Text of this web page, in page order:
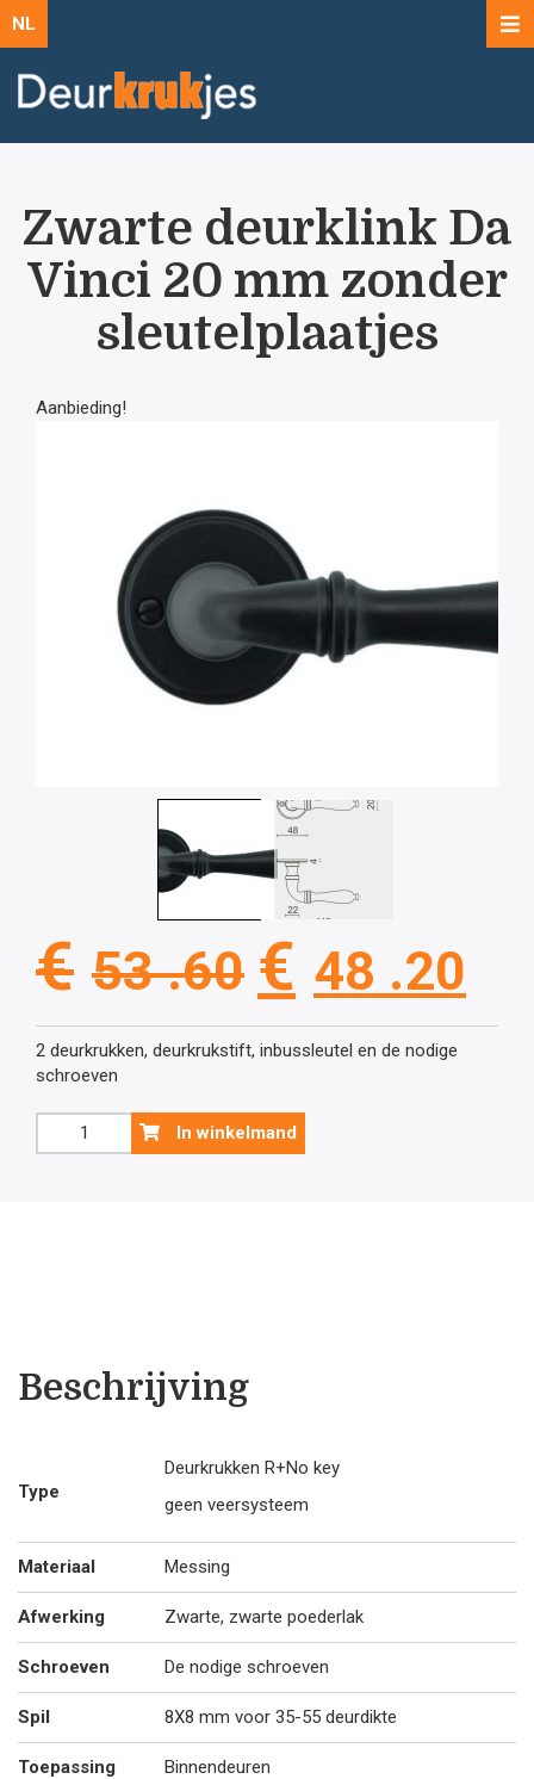
NL
Zwarte deurklink Da
Vinci 20 mm zonder
sleutelplaatjes
Aanbieding!
€ 53 .60
prijs
was:
€ 48 .20
2 deurkrukken, deurkrukstift, inbussleutel en de nodige
schroeven
Zwarte
deurklink
In winkelmand
Beschrijving
Type
Deurkrukken R+No key
geen veersysteem
Materiaal Messing
Afwerking Zwarte, zwarte poederlak
Schroeven De nodige schroeven
Spil 8X8 mm voor 35-55 deurdikte
Toepassing Binnendeuren